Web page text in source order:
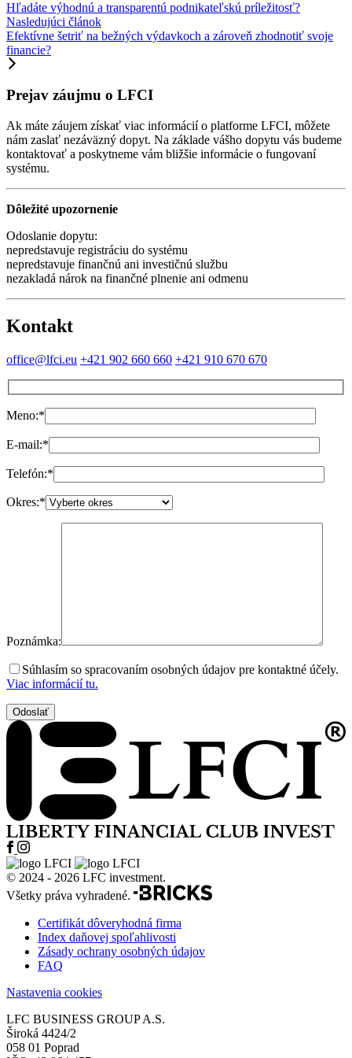
Hľadáte výhodnú a transparentú podnikateľskú príležitosť?
Nasledujúci článok
Efektívne šetriť na bežných výdavkoch a zároveň zhodnotiť svoje
financie?
Prejav záujmu o LFCI
Ak máte záujem získať viac informácií o platforme LFCI, môžete
nám zaslať nezáväzný dopyt. Na základe vášho dopytu vás budeme
kontaktovať a poskytneme vám bližšie informácie o fungovaní
systému.
Dôležité upozornenie
Odoslanie dopytu:
nepredstavuje registráciu do systému
nepredstavuje finančnú ani investičnú službu
nezakladá nárok na finančné plnenie ani odmenu
Kontakt
office@lfci.eu +421 902 660 660 +421 910 670 670
Meno:*
E-mail:*
Telefón:*
Okres:*
Poznámka:
Súhlasím so spracovaním osobných údajov pre kontaktné účely.
Viac informácií tu.
© 2024 - 2026 LFC investment.
Všetky práva vyhradené.
Certifikát dôveryhodná firma
Index daňovej spoľahlivosti
Zásady ochrany osobných údajov
FAQ
Nastavenia cookies
LFC BUSINESS GROUP A.S.
Široká 4424/2
058 01 Poprad